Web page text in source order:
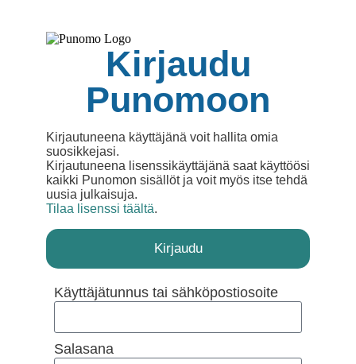
Kirjaudu
Punomoon
Kirjautuneena käyttäjänä voit hallita omia
suosikkejasi.
Kirjautuneena lisenssikäyttäjänä saat käyttöösi
kaikki Punomon sisällöt ja voit myös itse tehdä
uusia julkaisuja.
Tilaa lisenssi täältä.
Kirjaudu
Käyttäjätunnus tai sähköpostiosoite
Salasana